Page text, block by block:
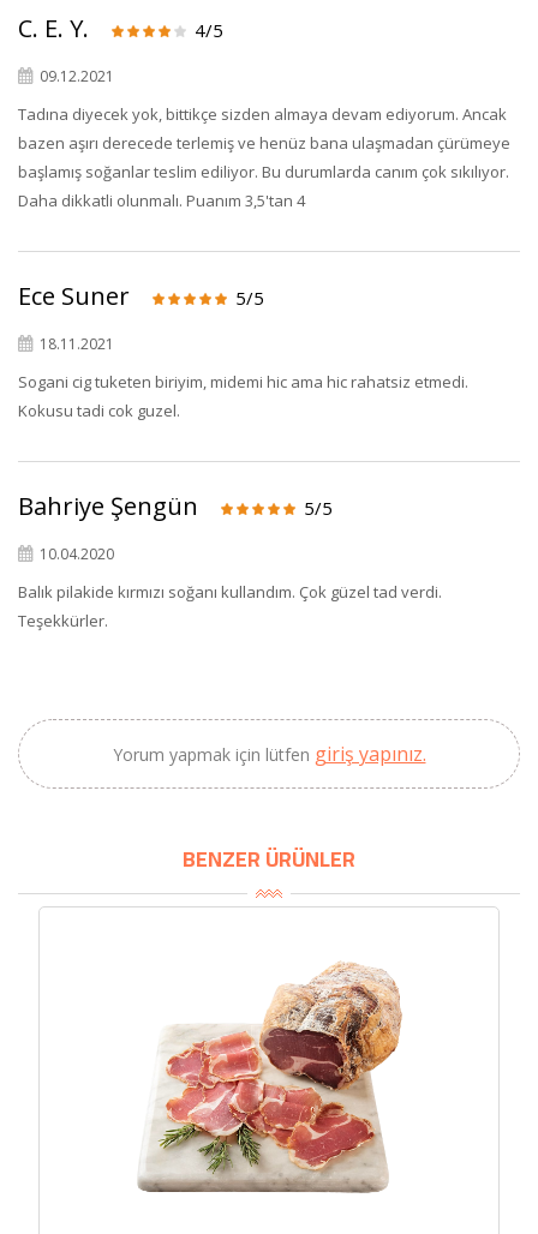
C. E. Y. 4/5
09.12.2021
Tadına diyecek yok, bittikçe sizden almaya devam ediyorum. Ancak
bazen aşırı derecede terlemiş ve henüz bana ulaşmadan çürümeye
başlamış soğanlar teslim ediliyor. Bu durumlarda canım çok sıkılıyor.
Daha dikkatli olunmalı. Puanım 3,5'tan 4
Ece Suner 5/5
18.11.2021
Sogani cig tuketen biriyim, midemi hic ama hic rahatsiz etmedi.
Kokusu tadi cok guzel.
Bahriye Şengün 5/5
10.04.2020
Balık pilakide kırmızı soğanı kullandım. Çok güzel tad verdi.
Teşekkürler.
Yorum yapmak için lütfen giriş yapınız.
BENZER ÜRÜNLER
2690,00 TL
2071,30 TL
Kaan Olgun Hasat
Zeytinyağı (5lt, Soğuk
SEPETE EKLE